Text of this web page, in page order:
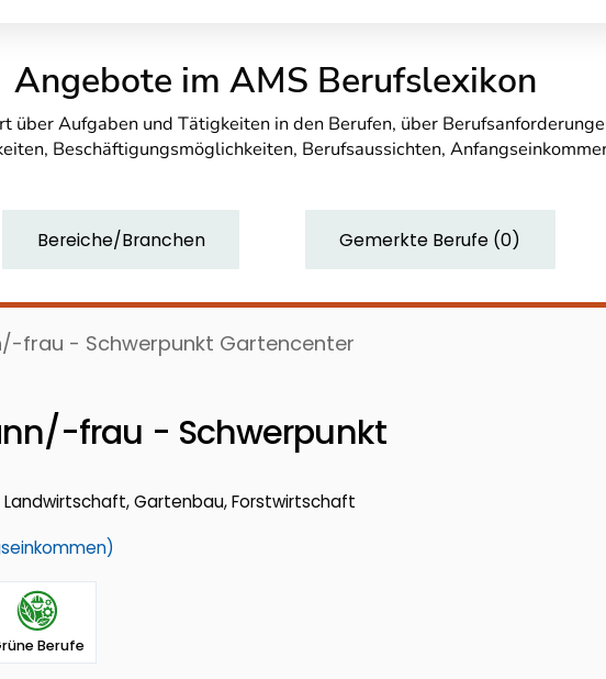
Angebote im AMS Berufslexikon
über Aufgaben und Tätigkeiten in den Berufen, über
Beschäftigungsmöglichkeiten, Berufsaussichten,
Bereiche/Branchen Gemerkte Berufe (0)
frau - Schwerpunkt Gartencenter
frau - Schwerpunkt
Landwirtschaft, Gartenbau, Forstwirtschaft
Berufe